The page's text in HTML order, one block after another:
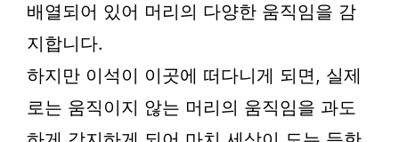
배열되어 있어 머리의 다양한 움직임을 감
지합니다.
하지만 이석이 이곳에 떠다니게 되면, 실제
로는 움직이지 않는 머리의 움직임을 과도